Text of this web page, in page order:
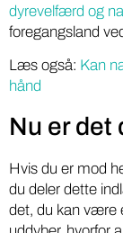
dyrevelfærd og
foregangsland
Læs også: Kan
hånd
Nu er det
Hvis du er mod
du deler dette
det, du kan være